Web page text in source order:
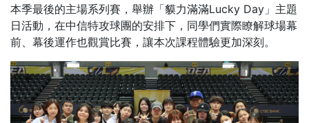
本季最後的主場系列賽，舉辦「貘力滿滿Lucky Day」主題
日活動，在中信特攻球團的安排下，同學們實際瞭解球場幕
前、幕後運作也觀賞比賽，讓本次課程體驗更加深刻。